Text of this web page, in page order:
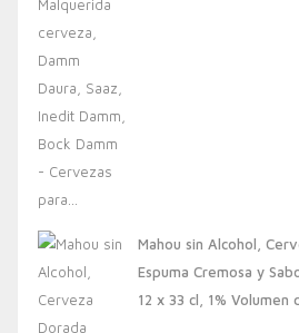
Mahou sin Alcohol,
Espuma Cremosa y
12 x 33 cl, 1% Volumen